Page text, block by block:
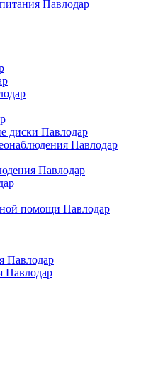
Павлодар
диски Павлодар
Павлодар
Павлодар
помощи Павлодар
Павлодар
Павлодар